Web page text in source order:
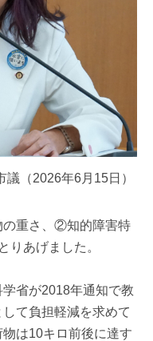
（2026年6月15日）
重さ、②知的障害特
りあげました。
省が2018年通知で教
て負担軽減を求めて
は10キロ前後に達す